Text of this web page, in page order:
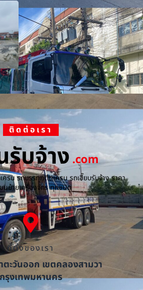
ติดต่อเรา
รับจ้าง.com
ครน รถบรรทุกติดเครน รถเฮี๊ยบรับจ้าง ราคา
นย้ายเครื่องจักร ทุกชนิด
ที่ตั้งของเรา
ตะวันออก เขตคลองสามวา
รุงเทพมหานคร